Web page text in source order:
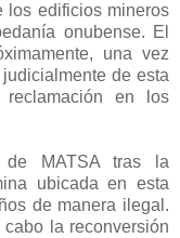
los edificios mineros
onubense. El
una vez
de esta
en los
MATSA tras la
ubicada en esta
de manera ilegal.
la reconversión